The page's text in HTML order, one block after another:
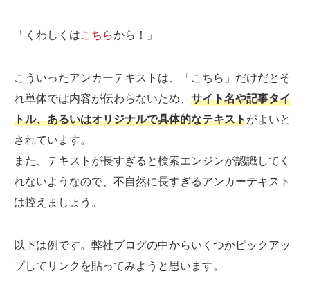
「くわしくはこちらから！」
こういったアンカーテキストは、「こちら」だけだとそ
れ単体では内容が伝わらないため、 サイト名や記事タイ
トル、あるいはオリジナルで具体的なテキストがよいと
されています。
また、テキストが長すぎると検索エンジンが認識してく
れないようなので、不自然に長すぎるアンカーテキスト
は控えましょう。
以下は例です。弊社ブログの中からいくつかピックアッ
プしてリンクを貼ってみようと思います。